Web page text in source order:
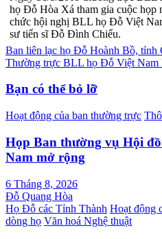
họ Đỗ Hòa Xá tham gia cuộc họp
chức hội nghị BLL họ Đỗ Việt
sư tiến sĩ Đỗ Đình Chiểu.
Điều
hướng
bài
viết
Ban liên lạc họ Đỗ Hoành Bồ, tỉnh
Thường trực BLL họ Đỗ Việt Nam
Bạn có thể bỏ lỡ
Hoạt động của ban thường trực
Họp Ban thường vụ Hội
Nam mở rộng
6 Tháng 8, 2026
Đỗ Quang Hòa
Họ Đỗ các Tỉnh Thành Hoạt động
dòng họ Văn hoá Nghệ thuật